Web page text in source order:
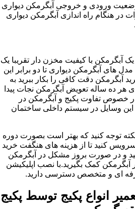
ورودی و خروجی آبگرمکن دیواری
در هنگام راه اندازی آبگرمکن دیواری
با کیفیت مخزن دار تقریبا یک
های آبگرمکن دیواری تا دو برابر این
آبگرمکن دقت کافی را بکار ببرید به
هر ده ساله تعویض آبگرمکن نجات پیدا
خصوص تفاوت پکیج و آبگرمکن در
این وسایل در سیستم داخلی ساختمان
توجه کنید که بهتر است بصورت دوره
کنید تا از هزینه های هنگفت خرید
و در صورت بروز مشکل در آبگرمکن
آبگرمکن کمک بگیرید.با نصب اپلیکیشن
ای و متخصص دسترسی دارید.
انواع پکیج توسط پکیج